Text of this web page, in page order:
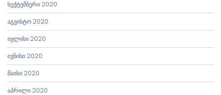
სექტემბერი 2020
აგვისტო 2020
ივლისი 2020
ივნისი 2020
მაისი 2020
აპრილი 2020